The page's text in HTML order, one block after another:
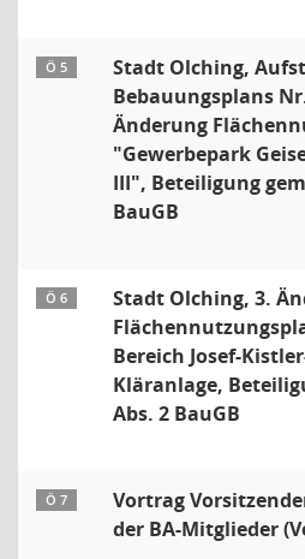
Ö 5
Stadt Olching,
Bebauungsplans
Änderung
"Gewerbepark
III", Beteiligung
BauGB
Ö 6
Stadt Olching, 3.
Bereich Josef-
Kläranlage,
Abs. 2 BauGB
Ö 7
Vortrag
der BA-Mitglieder